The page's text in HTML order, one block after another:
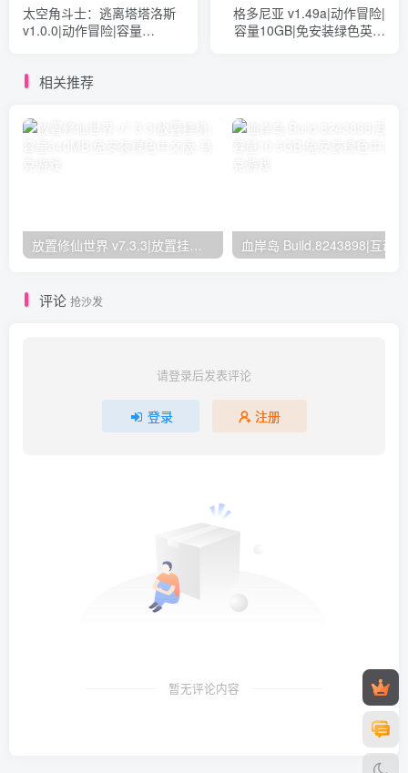
太空角斗士：逃离塔塔洛斯
v1.0.0|动作冒险|容量
格多尼亚 v1.49a|动作冒险|
容量10GB|免安装绿色英文
相关推荐
评论 抢沙发
请登录后发表评论
登录 注册
暂无评论内容